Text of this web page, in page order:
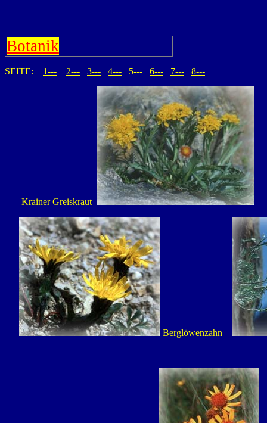
Botanik
SEITE: 1--- 2--- 3--- 4--- 5--- 6--- 7--- 8---
Krainer Greiskraut
Berglöwenzahn